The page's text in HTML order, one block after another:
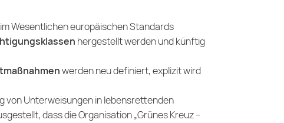
im Wesentlichen europäischen Standards
hergestellt werden und künftig
werden neu definiert, explizit wird
von Unterweisungen in lebensrettenden
dass die Organisation „Grünes Kreuz –